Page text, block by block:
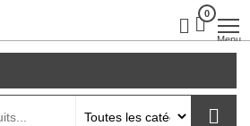
0
Menu